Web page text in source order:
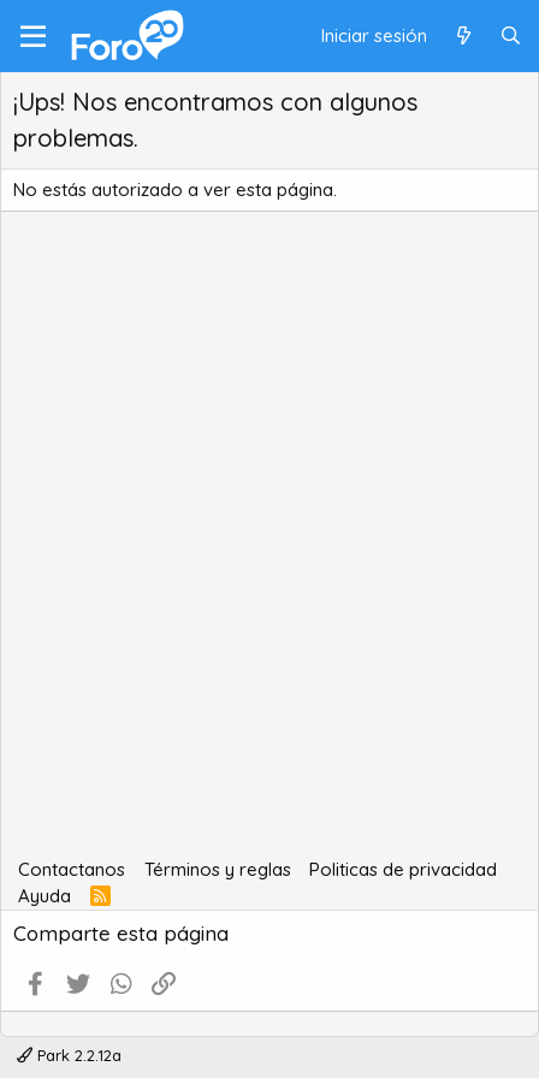
Iniciar sesión
¡Ups! Nos encontramos con algunos
problemas.
No estás autorizado a ver esta página.
Contactanos Términos y reglas
Politicas de privacidad
Ayuda
R
S
S
Comparte esta página
Facebook
Twitter WhatsApp
Park 2.2.12a